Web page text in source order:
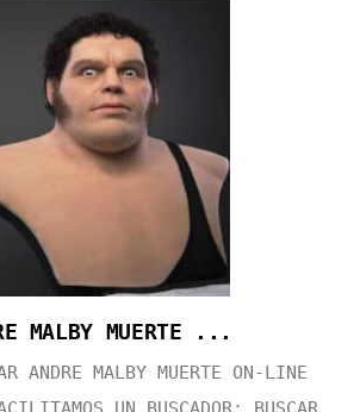
MALBY MUERTE ...
ANDRE MALBY MUERTE ON-LINE